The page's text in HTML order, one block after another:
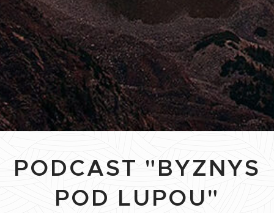
PODCAST "BYZNYS
POD LUPOU"